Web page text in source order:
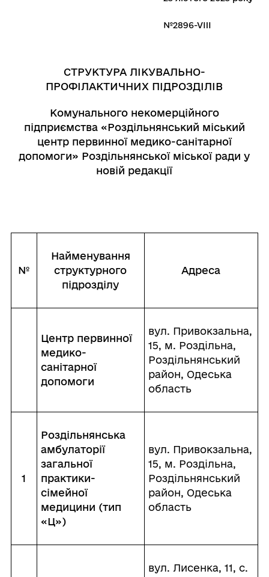
№2896-VIII
СТРУКТУРА ЛІКУВАЛЬНО-
ПРОФІЛАКТИЧНИХ ПІДРОЗДІЛІВ
Комунального некомерційного
підприємства «Роздільнянський міський
центр первинної медико-санітарної
допомоги» Роздільнянської міської ради у
новій редакції
№
Найменування
структурного
підрозділу
Адреса
Центр первинної
медико-
санітарної
допомоги
вул. Привокзальна,
15, м. Роздільна,
Роздільнянський
район, Одеська
область
1
Роздільнянська
амбулаторії
загальної
практики-
сімейної
медицини (тип
«Ц»)
вул. Привокзальна,
15, м. Роздільна,
Роздільнянський
район, Одеська
область
вул. Лисенка, 11, с.